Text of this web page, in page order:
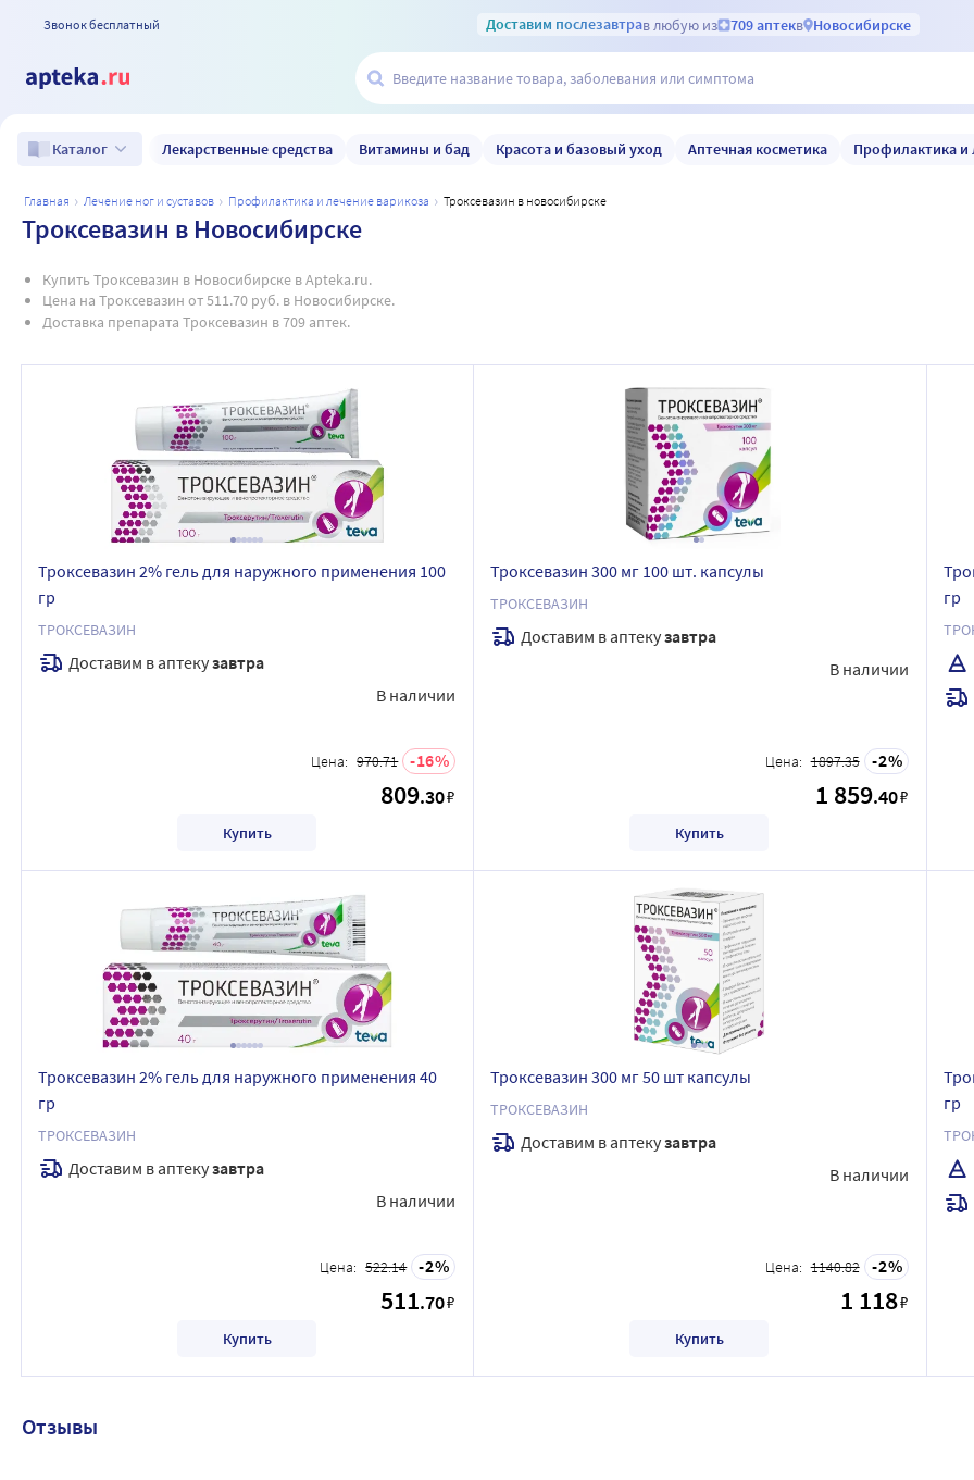
Звонок бесплатный Доставим послезавтрав любую из 709 аптекв Новосибирске
Каталог Лекарственные средства Витамины и бад Красота и базовый уход Аптечная косметика Профилактика и
главная лечение ног и суставов профилактика и лечение варикоза троксевазин в новосибирске
Троксевазин в Новосибирске
Купить Троксевазин в Новосибирске в Apteka.ru.
Цена на Троксевазин от 511.70 руб. в Новосибирске.
Доставка препарата Троксевазин в 709 аптек.
Троксевазин 2% гель для наружного применения 100
гр
ТРОКСЕВАЗИН
Доставим в аптекузавтра
В наличии
Цена: 970.71 16
809.30₽
Купить
Троксевазин 300 мг 100 шт. капсулы
ТРОКСЕВАЗИН
Доставим в аптекузавтра
В наличии
Цена: 1897.35 2
1 859.40₽
Купить
гр
Троксевазин 2% гель для наружного применения 40
гр
ТРОКСЕВАЗИН
Доставим в аптекузавтра
В наличии
Цена: 522.14 2
511.70₽
Купить
Троксевазин 300 мг 50 шт капсулы
ТРОКСЕВАЗИН
Доставим в аптекузавтра
В наличии
Цена: 1140.82 2
1 118₽
Купить
гр
Отзывы